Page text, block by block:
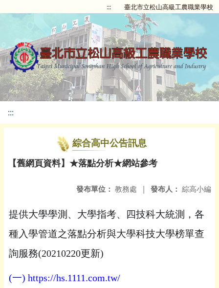
::: 臺北市立松山高級工農職業學校
:::
綜合高中公告訊息
【舊網頁資料】★落點分析★網站參考
發布人： 綜高小編
發布單位： 教務處 |
提供大學學測、大學指考、四技科大統測，各
種入學管道之落點分析與大學科技大學榜單查
詢服務(20210220更新)
(一) https://hs.1111.com.tw/